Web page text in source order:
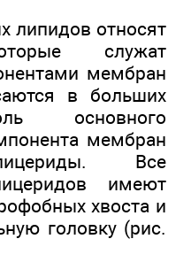
липидов относят
служат
мембран
в больших
основного
мембран
Все
имеют
хвоста и
головку (рис.